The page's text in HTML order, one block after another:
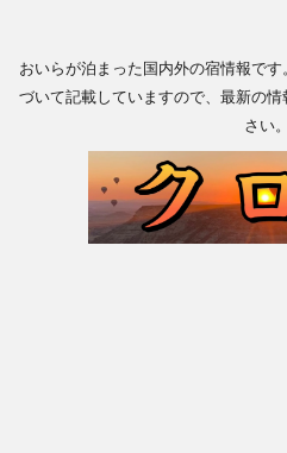
おいらが泊まった国内外の宿情報で
づいて記載していますので、最新の
さい。